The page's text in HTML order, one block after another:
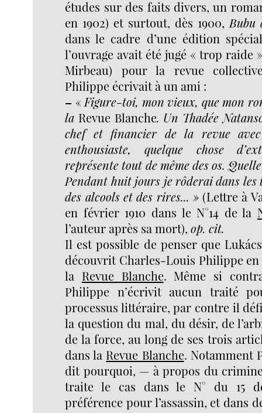
études sur des faits divers, un
en 1902) et surtout, dès 1900, Bubu
dans le cadre d’une édition
l’ouvrage avait été jugé « trop raide
Mirbeau) pour la revue
Philippe écrivait à un ami :
– « Figure-toi, mon vieux, que mon
la Revue Blanche. Un Thadée
chef et financier de la revue
enthousiaste, quelque chose
représente tout de même des os.
Pendant huit jours je rôderai dans les
des alcools et des rires... » (Lettre à
en février 1910 dans le N°14 de la
l’auteur après sa mort),op. cit.
Il est possible de penser que
découvrit Charles-Louis Philippe
la Revue Blanche. Même si
Philippe n’écrivit aucun traité
processus littéraire, par contre il
la question du mal, du désir, de
de la force, au long de ses trois
dans la Revue Blanche. Notamment
dit pourquoi, — à propos du
traite le cas dans le N° du 15
préférence pour l’assassin, et dans